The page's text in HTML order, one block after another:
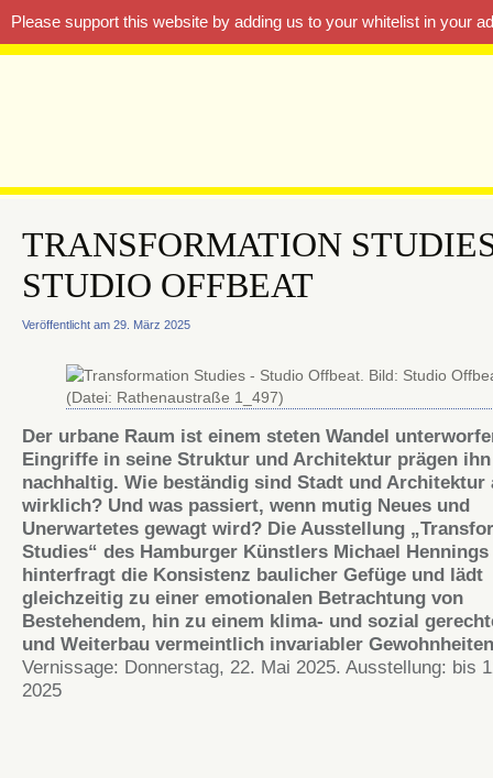
Please support this website by adding us to your whitelist in your
TRANSFORMATION
STUDIO OFFBEAT
Veröffentlicht am 29. März 2025
Der urbane Raum ist einem steten Wandel
Eingriffe in seine Struktur und Architektur prägen ihn
nachhaltig. Wie beständig sind Stadt und Architektur
wirklich? Und was passiert, wenn mutig Neues und
Unerwartetes gewagt wird? Die Ausstellung
Studies“ des Hamburger Künstlers Michael Hennings
hinterfragt die Konsistenz baulicher Gefüge und lädt
gleichzeitig zu einer emotionalen Betrachtung von
Bestehendem, hin zu einem klima- und sozial
und Weiterbau vermeintlich invariabler
Vernissage: Donnerstag, 22. Mai 2025. Ausstellung: bis
2025